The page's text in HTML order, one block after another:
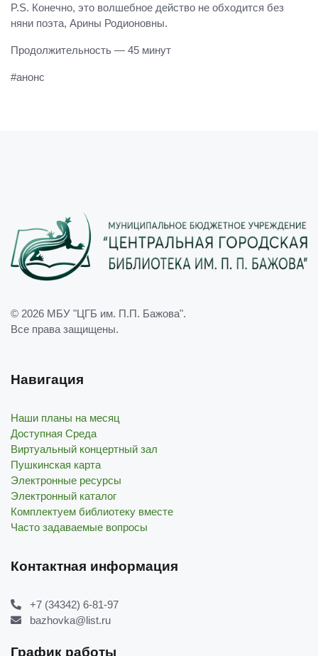
P.S. Конечно, это волшебное действо не обходится без
няни поэта, Арины Родионовны.
Продолжительность — 45 минут
#анонс
© 2026 МБУ "ЦГБ им. П.П. Бажова".
Все права защищены.
Навигация
Наши планы на месяц
Доступная Среда
Виртуальный концертный зал
Пушкинская карта
Электронные ресурсы
Электронный каталог
Комплектуем библиотеку вместе
Часто задаваемые вопросы
Контактная информация
+7 (34342) 6-81-97
bazhovka@list.ru
График работы